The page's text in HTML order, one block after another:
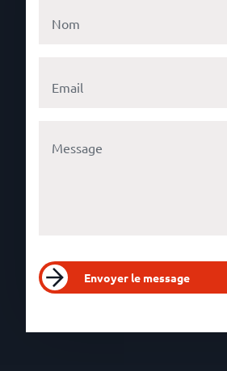
Envoyer le message